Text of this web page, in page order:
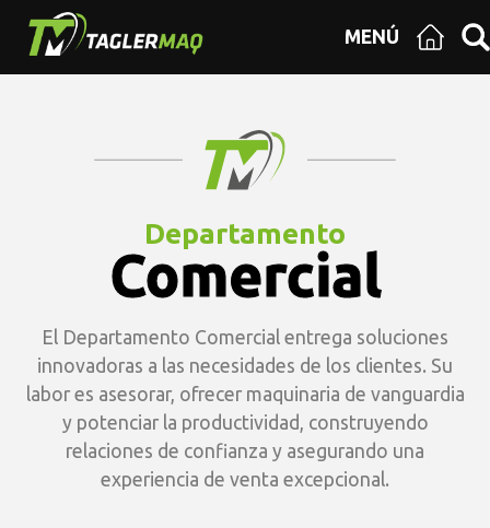
MENÚ
Departamento
Comercial
El Departamento Comercial entrega soluciones
innovadoras a las necesidades de los clientes. Su
labor es asesorar, ofrecer maquinaria de vanguardia
y potenciar la productividad, construyendo
relaciones de confianza y asegurando una
experiencia de venta excepcional.